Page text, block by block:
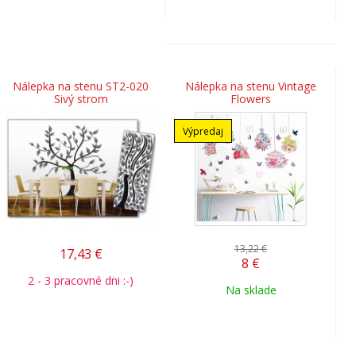
Nálepka na stenu ST2-020
Sivý strom
17,43 €
2 - 3 pracovné dni :-)
Nálepka na stenu Vintage
Flowers
Výpredaj
13,22 €
8 €
Na sklade